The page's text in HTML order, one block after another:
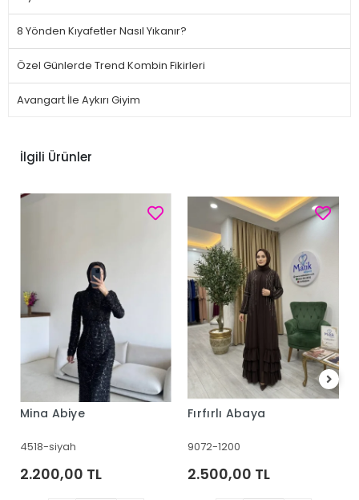
8 Yönden Kıyafetler Nasıl Yıkanır?
Özel Günlerde Trend Kombin Fikirleri
Avangart İle Aykırı Giyim
İlgili Ürünler
Mina Abiye
4518-siyah
2.200,00 TL
Fırfırlı Abaya
9072-1200
2.500,00 TL